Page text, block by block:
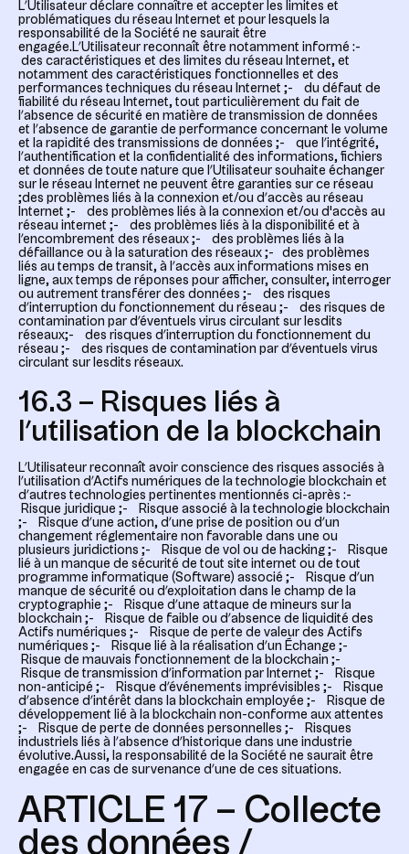
L’Utilisateur déclare connaître et accepter les limites et
problématiques du réseau Internet et pour lesquels la
responsabilité de la Société ne saurait être
engagée.L’Utilisateur reconnaît être notamment informé :-
des caractéristiques et des limites du réseau Internet, et
notamment des caractéristiques fonctionnelles et des
performances techniques du réseau Internet ;- du défaut de
fiabilité du réseau Internet, tout particulièrement du fait de
l’absence de sécurité en matière de transmission de données
et l’absence de garantie de performance concernant le volume
et la rapidité des transmissions de données ;- que l’intégrité,
l’authentification et la confidentialité des informations, fichiers
et données de toute nature que l’Utilisateur souhaite échanger
sur le réseau Internet ne peuvent être garanties sur ce réseau
;des problèmes liés à la connexion et/ou d’accès au réseau
Internet ;- des problèmes liés à la connexion et/ou d'accès au
réseau internet ;- des problèmes liés à la disponibilité et à
l’encombrement des réseaux ;- des problèmes liés à la
défaillance ou à la saturation des réseaux ;- des problèmes
liés au temps de transit, à l’accès aux informations mises en
ligne, aux temps de réponses pour afficher, consulter, interroger
ou autrement transférer des données ;- des risques
d’interruption du fonctionnement du réseau ;- des risques de
contamination par d’éventuels virus circulant sur lesdits
réseaux;- des risques d’interruption du fonctionnement du
réseau ;- des risques de contamination par d’éventuels virus
circulant sur lesdits réseaux.
16.3 – Risques liés à
l’utilisation de la blockchain
L’Utilisateur reconnaît avoir conscience des risques associés à
l’utilisation d’Actifs numériques de la technologie blockchain et
d’autres technologies pertinentes mentionnés ci-après :-
Risque juridique ;- Risque associé à la technologie blockchain
;- Risque d’une action, d’une prise de position ou d’un
changement réglementaire non favorable dans une ou
plusieurs juridictions ;- Risque de vol ou de hacking ;- Risque
lié à un manque de sécurité de tout site internet ou de tout
programme informatique (Software) associé ;- Risque d’un
manque de sécurité ou d’exploitation dans le champ de la
cryptographie ;- Risque d’une attaque de mineurs sur la
blockchain ;- Risque de faible ou d’absence de liquidité des
Actifs numériques ;- Risque de perte de valeur des Actifs
numériques ;- Risque lié à la réalisation d’un Échange ;-
Risque de mauvais fonctionnement de la blockchain ;-
Risque de transmission d’information par Internet ;- Risque
non-anticipé ;- Risque d’événements imprévisibles ;- Risque
d’absence d’intérêt dans la blockchain employée ;- Risque de
développement lié à la blockchain non-conforme aux attentes
;- Risque de perte de données personnelles ;- Risques
industriels liés à l’absence d’historique dans une industrie
évolutive.Aussi, la responsabilité de la Société ne saurait être
engagée en cas de survenance d’une de ces situations.
ARTICLE 17 – Collecte
des données /